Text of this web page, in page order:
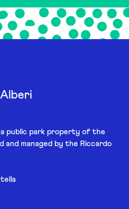
a public park property of the
and managed by the Riccardo